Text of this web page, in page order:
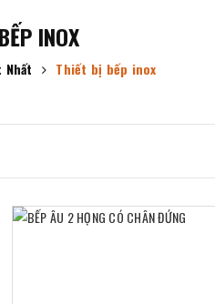
INOX
Nhất Thiết bị bếp inox